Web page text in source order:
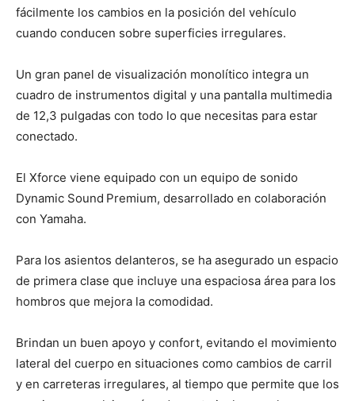
fácilmente los cambios en la posición del vehículo
cuando conducen sobre superficies irregulares.
Un gran panel de visualización monolítico integra un
cuadro de instrumentos digital y una pantalla multimedia
de 12,3 pulgadas con todo lo que necesitas para estar
conectado.
El Xforce viene equipado con un equipo de sonido
Dynamic Sound Premium, desarrollado en colaboración
con Yamaha.
Para los asientos delanteros, se ha asegurado un espacio
de primera clase que incluye una espaciosa área para los
hombros que mejora la comodidad.
Brindan un buen apoyo y confort, evitando el movimiento
lateral del cuerpo en situaciones como cambios de carril
y en carreteras irregulares, al tiempo que permite que los